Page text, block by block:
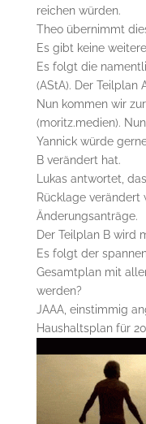
reichen würden.
Theo übernimmt
Es gibt keine
Es folgt die
(AStA). Der Teilplan
Nun kommen wir
(moritz.medien).
Yannick würde
B verändert hat.
Lukas antwortet,
Rücklage verändert
Änderungsanträge.
Der Teilplan B wird
Es folgt der
Gesamtplan mit
werden?
JAAA, einstimmig
Haushaltsplan für